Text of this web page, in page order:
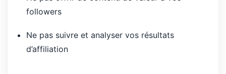
followers
Ne pas suivre et analyser vos résultats
d’affiliation